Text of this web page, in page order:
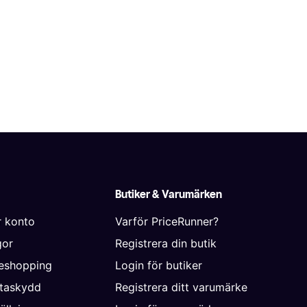
konto
Butiker & Varumärken
Varför PriceRunner?
Registrera din butik
Login för butiker
Registrera ditt varumärke